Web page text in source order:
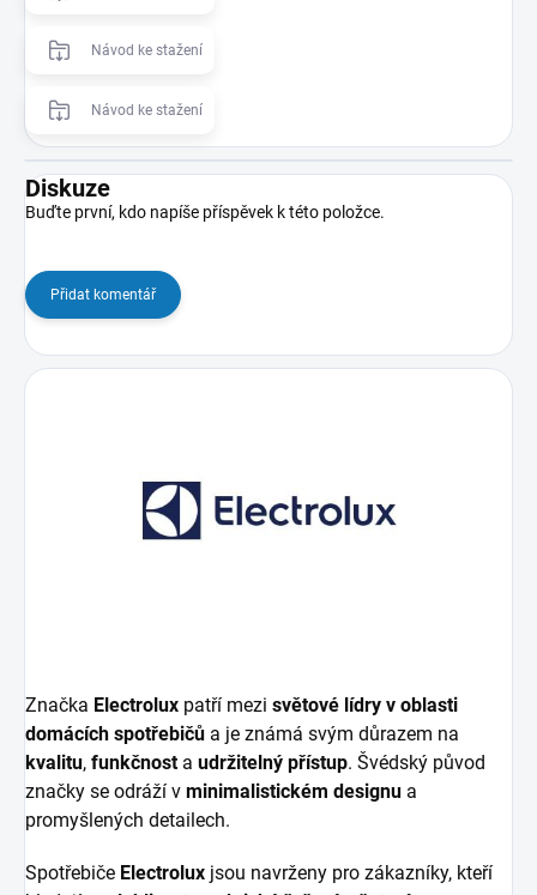
Návod ke stažení
Návod ke stažení
Diskuze
Buďte první, kdo napíše příspěvek k této položce.
Přidat komentář
Značka Electrolux patří mezi světové lídry v oblasti
domácích spotřebičů a je známá svým důrazem na
kvalitu, funkčnosta udržitelný přístup. Švédský původ
značky se odráží v minimalistickém designu a
promyšlených detailech.
Spotřebiče Electrolux jsou navrženy pro zákazníky, kteří